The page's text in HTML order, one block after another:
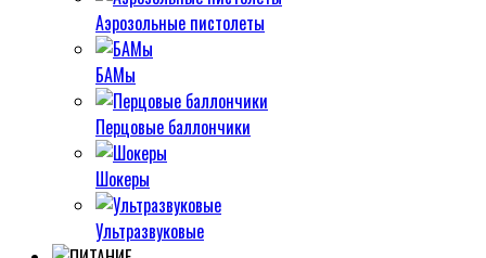
Аэрозольные пистолеты
БАМы
Перцовые баллончики
Шокеры
Ультразвуковые